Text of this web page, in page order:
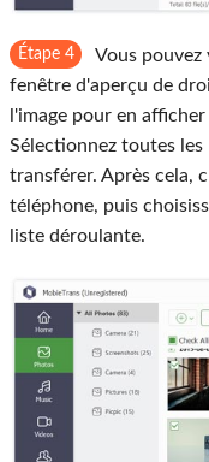
Étape 4
Vous pouvez
fenêtre d'aperçu de
l'image pour en
Sélectionnez toutes
transférer. Après cela,
téléphone, puis
liste déroulante.